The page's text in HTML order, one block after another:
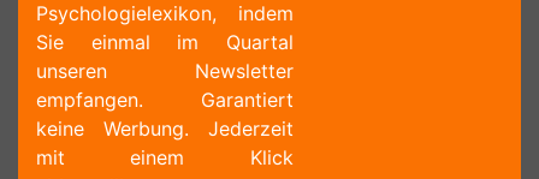
Psychologielexikon, indem
Sie einmal im Quartal
unseren Newsletter
empfangen. Garantiert
keine Werbung. Jederzeit
mit einem Klick